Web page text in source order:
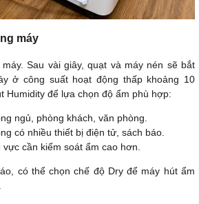
máy
Sau vài giây, quạt và máy nén sẽ bắt
ở công suất hoạt động thấp khoảng 10
Humidity để lựa chọn độ ẩm phù hợp:
ngủ, phòng khách, văn phòng.
có nhiều thiết bị điện tử, sách báo.
vực cần kiểm soát ẩm cao hơn.
có thể chọn chế độ Dry để máy hút ẩm